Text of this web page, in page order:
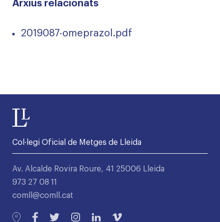
Arxius relacionats
2019087-omeprazol.pdf
Col·legi Oficial de Metges de Lleida
Av. Alcalde Rovira Roure, 41 25006 Lleida
973 27 08 11
comll@comll.cat